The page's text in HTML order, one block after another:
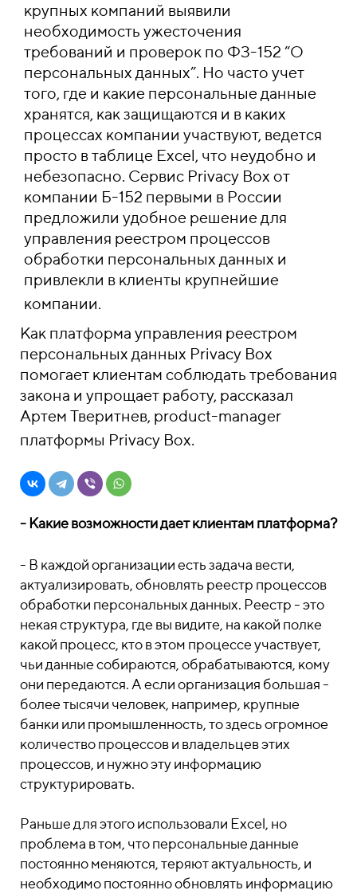
крупных компаний выявили
необходимость ужесточения
требований и проверок по ФЗ-152 “О
персональных данных”. Но часто учет
того, где и какие персональные данные
хранятся, как защищаются и в каких
процессах компании участвуют, ведется
просто в таблице Excel, что неудобно и
небезопасно. Сервис Privacy Box от
компании Б-152 первыми в России
предложили удобное решение для
управления реестром процессов
обработки персональных данных и
привлекли в клиенты крупнейшие
компании.
Как платформа управления реестром
персональных данных Privacy Box
помогает клиентам соблюдать требования
закона и упрощает работу, рассказал
Артем Тверитнев, product-manager
платформы Privacy Box.
- Какие возможности дает клиентам платформа?
- В каждой организации есть задача вести,
актуализировать, обновлять реестр процессов
обработки персональных данных. Реестр - это
некая структура, где вы видите, на какой полке
какой процесс, кто в этом процессе участвует,
чьи данные собираются, обрабатываются, кому
они передаются. А если организация большая -
более тысячи человек, например, крупные
банки или промышленность, то здесь огромное
количество процессов и владельцев этих
процессов, и нужно эту информацию
структурировать.
Раньше для этого использовали Excel, но
проблема в том, что персональные данные
постоянно меняются, теряют актуальность, и
необходимо постоянно обновлять информацию